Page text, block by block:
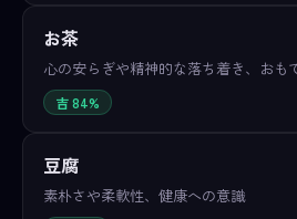
お茶
心の安らぎや精神的な落ち着き、おも
吉 84%
豆腐
素朴さや柔軟性、健康への意識